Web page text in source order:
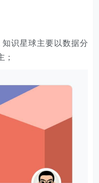
知识星球主要以数据分
；